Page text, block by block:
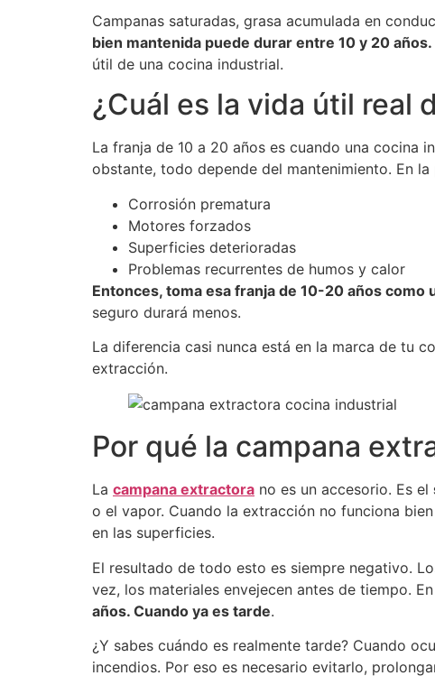
Campanas saturadas, grasa acumulada en
bien mantenida puede durar entre 10 y 20
útil de una cocina industrial.
¿Cuál es la vida útil real
La franja de 10 a 20 años es cuando una cocina
obstante, todo depende del mantenimiento. En
Corrosión prematura
Motores forzados
Superficies deterioradas
Problemas recurrentes de humos y calor
Entonces, toma esa franja de 10-20 años como
seguro durará menos.
La diferencia casi nunca está en la marca de tu
extracción.
Por qué la campana
La campana extractora no es un accesorio. Es el
o el vapor. Cuando la extracción no funciona
en las superficies.
El resultado de todo esto es siempre negativo.
vez, los materiales envejecen antes de tiempo.
años. Cuando ya es tarde.
¿Y sabes cuándo es realmente tarde? Cuando
incendios. Por eso es necesario evitarlo,